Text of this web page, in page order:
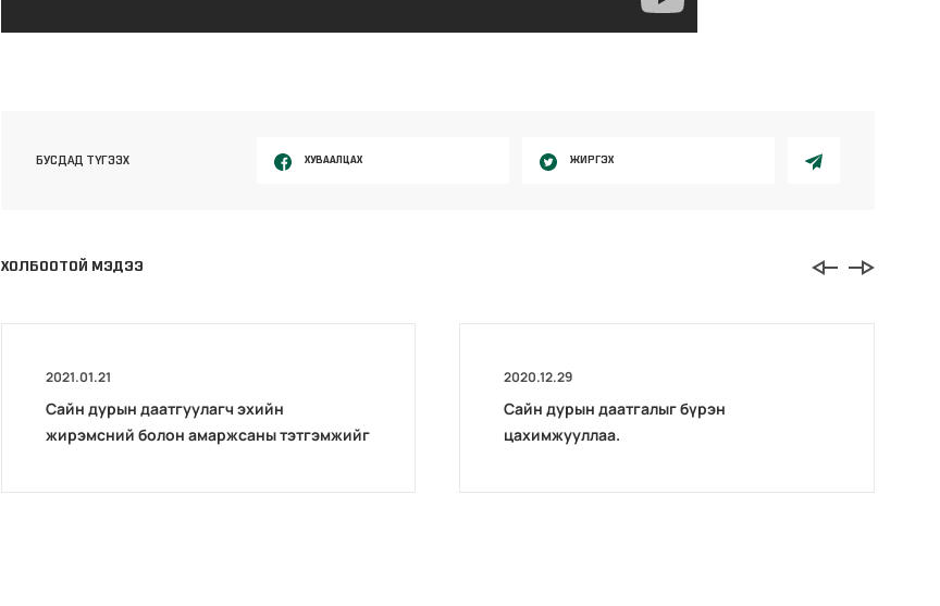
БУСДАД ТҮГЭЭХ ХУВААЛЦАХ ЖИРГЭХ
ХОЛБООТОЙ МЭДЭЭ
2021.01.21
Сайн дурын даатгуулагч эхийн
жирэмсний болон амаржсаны тэтгэмжийг
2020.12.29
Сайн дурын даатгалыг бүрэн
цахимжууллаа.